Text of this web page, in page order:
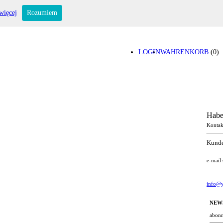
WAHRENKORB (0)
LOGIN
e-mail
Rozumiem